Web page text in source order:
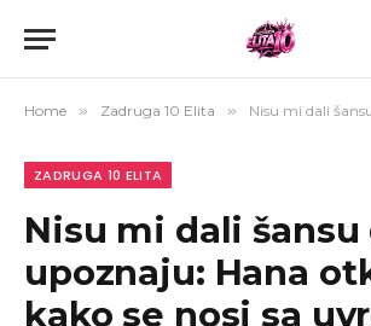
Home » Zadruga 10 Elita » Nisu mi dali šansu da me upoznaju: Hana otkrila kako
ZADRUGA 10 ELITA
Nisu mi dali šansu
upoznaju: Hana
kako se nosi sa